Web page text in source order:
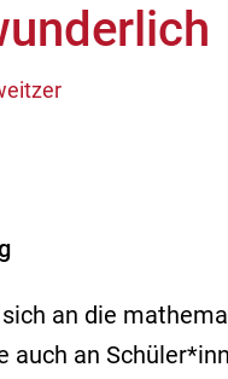
an die
auch an